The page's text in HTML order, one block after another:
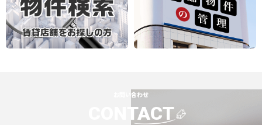
お問い合わせ
CONTACT